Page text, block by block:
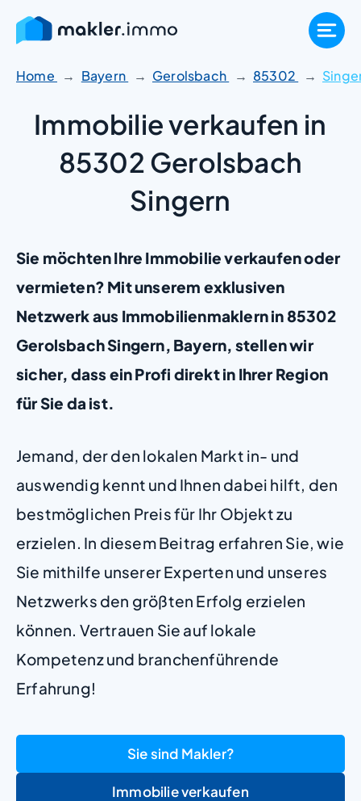
Zum
Inhalt
springen
Home Bayern Gerolsbach 85302
Immobilie verkaufen in
85302 Gerolsbach
Singern
Sie möchten Ihre Immobilie verkaufen oder
vermieten? Mit unserem exklusiven
Netzwerk aus Immobilienmaklern in 85302
Gerolsbach Singern, Bayern, stellen wir
sicher, dass ein Profi direkt in Ihrer Region
für Sie da ist.
Jemand, der den lokalen Markt in- und
auswendig kennt und Ihnen dabei hilft, den
bestmöglichen Preis für Ihr Objekt zu
erzielen. In diesem Beitrag erfahren Sie, wie
Sie mithilfe unserer Experten und unseres
Netzwerks den größten Erfolg erzielen
können. Vertrauen Sie auf lokale
Kompetenz und branchenführende
Erfahrung!
Sie sind Makler?
Immobilie verkaufen